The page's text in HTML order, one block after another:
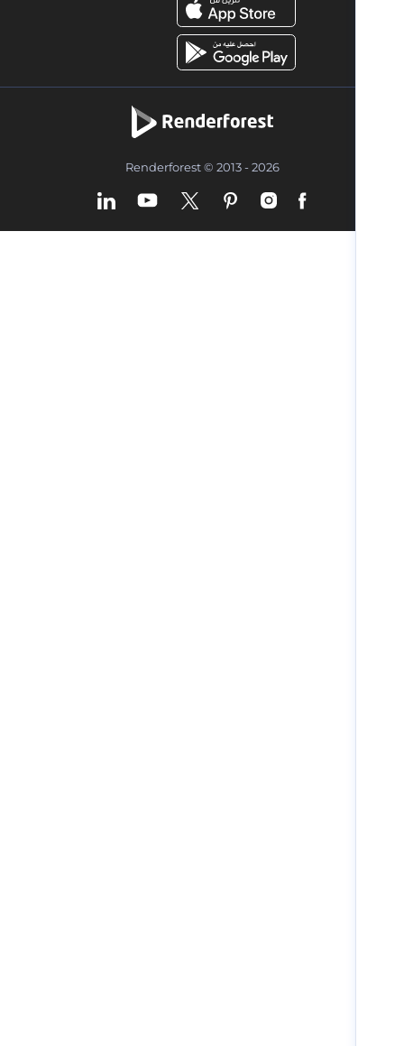
Renderforest © 2013 - 2026